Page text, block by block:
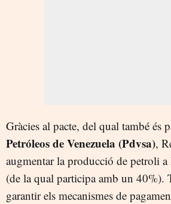
Gràcies al pacte, del qual també és
Petróleos de Venezuela (Pdvsa),
augmentar la producció de petroli a
(de la qual participa amb un 40%).
garantir els mecanismes de